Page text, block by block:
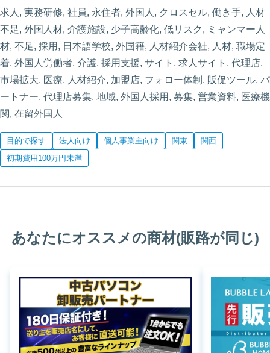
求人, 実務研修, 社員, 永住者, 外国人, クロスセル, 働き手, 人材
不足, 外国人材, 介護施設, 少子高齢化, 低リスク, ミャンマー人
材, 不足, 採用, 日本語学校, 外国籍, 人材紹介会社, 人材, 職場定
着, 外国人労働者, 介護, 採用支援, サイト, 求人サイト, 代理店,
市場拡大, 医療, 人材紹介, 加盟店, フォロー体制, 販促ツール, パ
ートナー, 代理店募集, 地域, 外国人採用, 募集, 営業資料, 医療機
関, 在留外国人
目的で探す 法人向け 個人事業主向け 関東
関西
初期費用100万円未満
あなたにオススメの商材(販路が同じ)